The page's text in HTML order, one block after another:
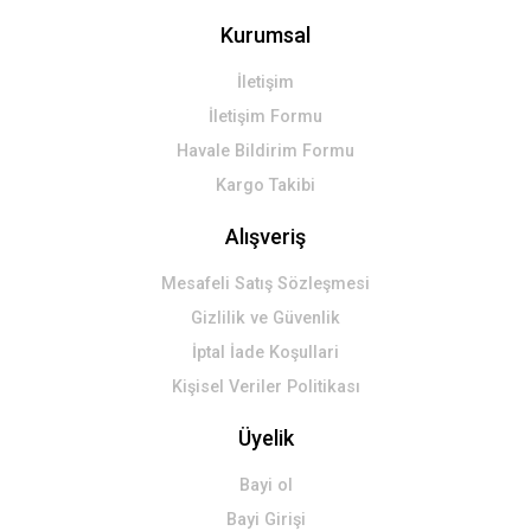
Kurumsal
İletişim
İletişim Formu
Havale Bildirim Formu
Kargo Takibi
Alışveriş
Mesafeli Satış Sözleşmesi
Gizlilik ve Güvenlik
İptal İade Koşullari
Kişisel Veriler Politikası
Üyelik
Bayi ol
Bayi Girişi